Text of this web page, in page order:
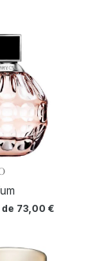
73,00 €